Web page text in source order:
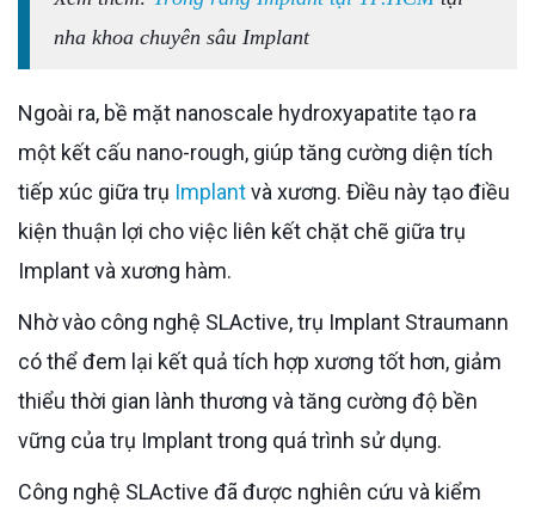
nha khoa chuyên sâu Implant
Ngoài ra, bề mặt nanoscale hydroxyapatite tạo ra
một kết cấu nano-rough, giúp tăng cường diện tích
tiếp xúc giữa trụ Implantvà xương. Điều này tạo điều
kiện thuận lợi cho việc liên kết chặt chẽ giữa trụ
Implant và xương hàm.
Nhờ vào công nghệ SLActive, trụ Implant Straumann
có thể đem lại kết quả tích hợp xương tốt hơn, giảm
thiểu thời gian lành thương và tăng cường độ bền
vững của trụ Implant trong quá trình sử dụng.
Công nghệ SLActive đã được nghiên cứu và kiểm